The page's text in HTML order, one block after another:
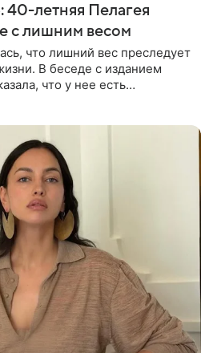
40-летняя Пелагея
с лишним весом
что лишний вес преследует
В беседе с изданием
что у нее есть